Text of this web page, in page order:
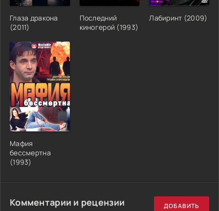
Глаза дракона
(2011)
Последний
киногерой (1993)
Лабиринт (2009)
Мафия
бессмертна
(1993)
Комментарии и рецензии ДОБАВИТЬ